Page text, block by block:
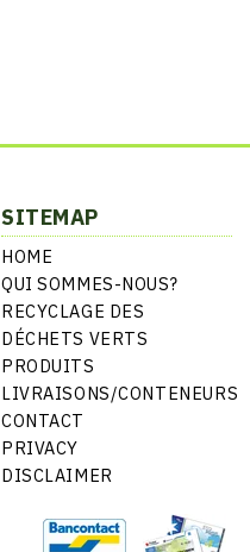
SITEMAP
HOME
QUI SOMMES-NOUS?
RECYCLAGE DES
DÉCHETS VERTS
PRODUITS
LIVRAISONS/CONTENEURS
CONTACT
PRIVACY
DISCLAIMER